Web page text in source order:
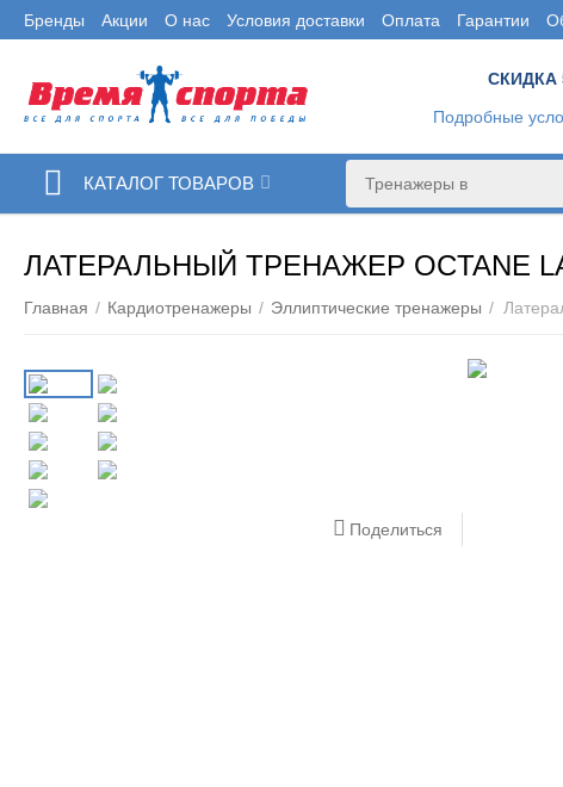
Бренды Акции О нас Условия доставки Оплата Гарантии
СКИДКА
Подробные
КАТАЛОГ ТОВАРОВ
ЛАТЕРАЛЬНЫЙ ТРЕНАЖЕР OCTANE
Главная / Кардиотренажеры / Эллиптические тренажеры /
Поделиться